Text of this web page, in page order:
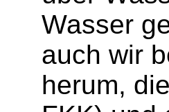
Wasser
auch wir
herum,